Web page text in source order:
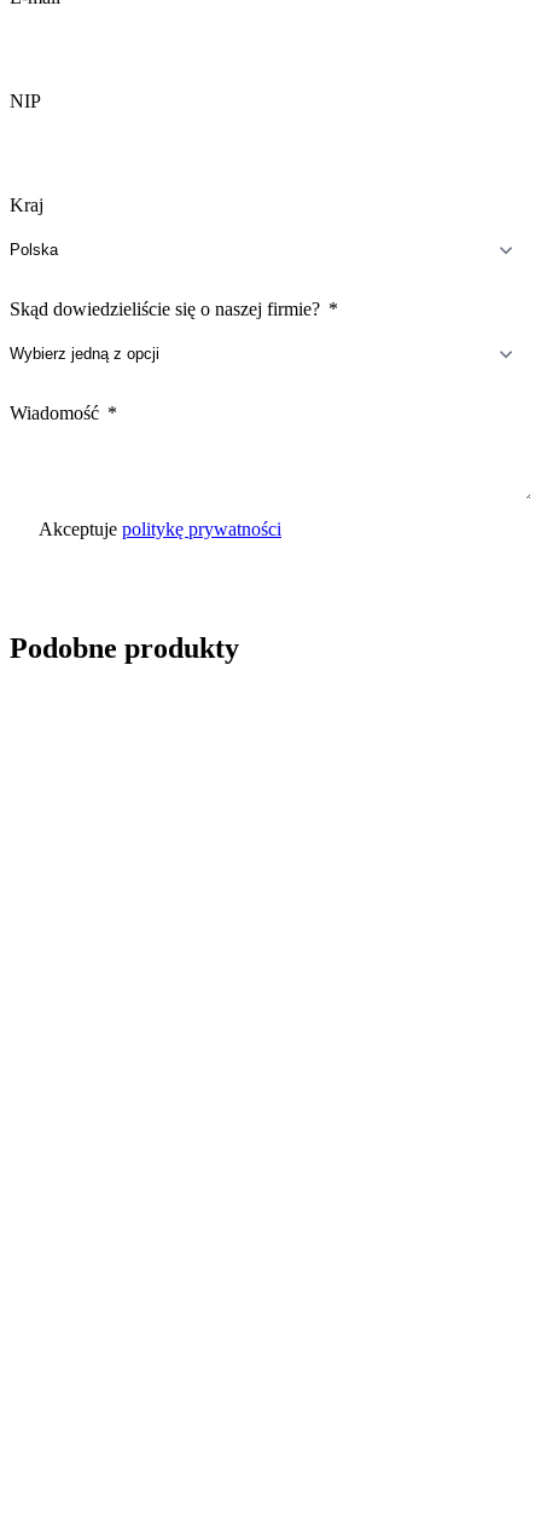
NIP
Kraj
Skąd dowiedzieliście się o naszej firmie?
Wiadomość
Akceptuje politykę prywatności
Podobne produkty